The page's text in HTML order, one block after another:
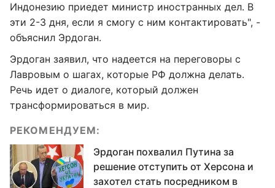
Индонезию приедет министр иностранных дел. В
эти 2-3 дня, если я смогу с ним контактировать", -
объяснил Эрдоган.
Эрдоган заявил, что надеется на переговоры с
Лавровым о шагах, которые РФ должна делать.
Речь идет о диалоге, который должен
трансформироваться в мир.
РЕКОМЕНДУЕМ:
Эрдоган похвалил Путина за
решение отступить от Херсона и
захотел стать посредником в